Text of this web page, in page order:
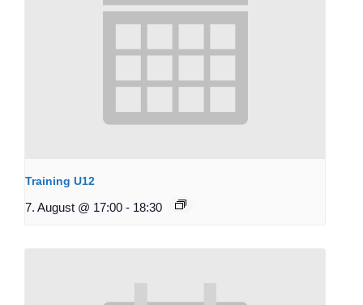
Training U12
7. August @ 17:00 - 18:30